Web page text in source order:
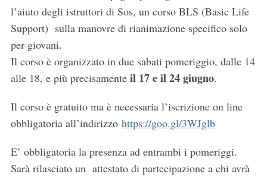
l’aiuto degli istruttori di Sos, un corso BLS (Basic Life
Support) sulla manovre di rianimazione specifico solo
per giovani.
Il corso è organizzato in due sabati pomeriggio, dalle 14
alle 18, e più precisamenteil 17 e il 24 giugno.
Il corso è gratuito ma è necessaria l’iscrizione on line
obbligatoria all’indirizzo https://goo.gl/3WJglb
E’ obbligatoria la presenza ad entrambi i pomeriggi.
Sarà rilasciato un attestato di partecipazione a chi avrà